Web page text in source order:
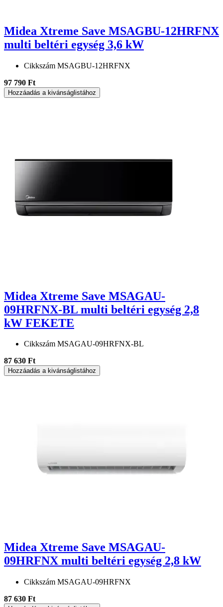
Midea Xtreme Save MSAGBU-12HRFNX
multi beltéri egység 3,6 kW
Cikkszám MSAGBU-12HRFNX
97 790 Ft
Hozzáadás a kivánságlistához
Midea Xtreme Save MSAGAU-
09HRFNX-BL multi beltéri egység 2,8
kW FEKETE
Cikkszám MSAGAU-09HRFNX-BL
87 630 Ft
Hozzáadás a kivánságlistához
Midea Xtreme Save MSAGAU-
09HRFNX multi beltéri egység 2,8 kW
Cikkszám MSAGAU-09HRFNX
87 630 Ft